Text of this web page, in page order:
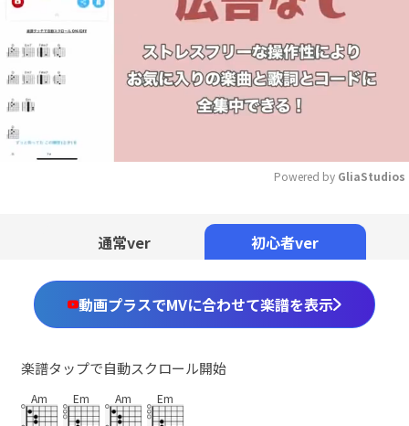
Powered by GliaStudios
通常ver 初心者ver
動画プラスでMVに合わせて楽譜を表示
楽譜タップで自動スクロール開始
Am Em Am Em